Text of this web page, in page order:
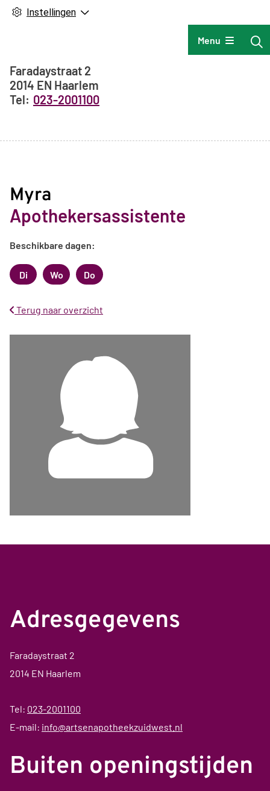
Instellingen
Hoofdmenu
Menu
Adresgegevens
Faradaystraat 2
2014 EN Haarlem
023-2001100
Myra
Apothekersassistente
Beschikbare dagen:
Dinsdag
Di Woensdag
Wo Donderdag
Do
Terug naar overzicht
Adresgegevens
Faradaystraat 2
2014 EN Haarlem
Tel: 023-2001100
E-mail: info@artsenapotheekzuidwest.nl
Buiten openingstijden